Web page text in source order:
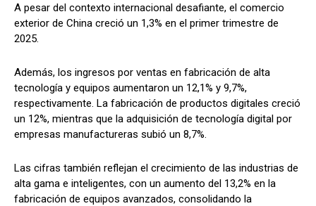
A pesar del contexto internacional desafiante, el comercio
exterior de China creció un 1,3% en el primer trimestre de
2025.
Además, los ingresos por ventas en fabricación de alta
tecnología y equipos aumentaron un 12,1% y 9,7%,
respectivamente. La fabricación de productos digitales creció
un 12%, mientras que la adquisición de tecnología digital por
empresas manufactureras subió un 8,7%.
Las cifras también reflejan el crecimiento de las industrias de
alta gama e inteligentes, con un aumento del 13,2% en la
fabricación de equipos avanzados, consolidando la